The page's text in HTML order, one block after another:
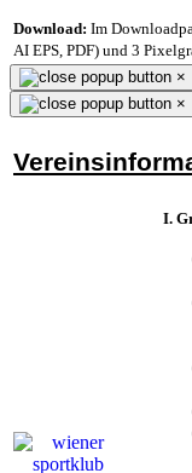
Download: Im
AI EPS, PDF) und 3
×
×
I.